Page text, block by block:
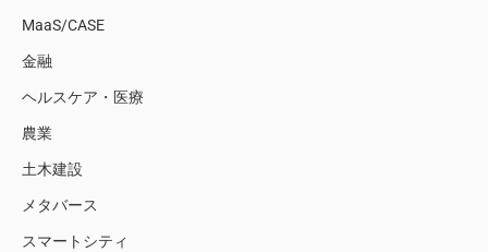
MaaS/CASE
金融
ヘルスケア・医療
農業
土木建設
メタバース
スマートシティ